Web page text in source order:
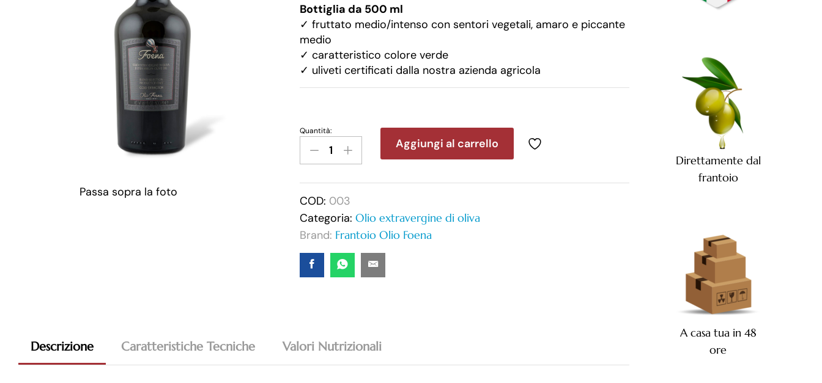
Passa sopra la foto
Bottiglia da 500 ml
✓ fruttato medio/intenso con sentori vegetali, amaro e piccante
medio
✓ caratteristico colore verde
✓ uliveti certificati dalla nostra azienda agricola
Quantità:
Aggiungi al carrello
COD: 003
Categoria: Olio extravergine di oliva
Brand: Frantoio Olio Foena
Descrizione Caratteristiche Tecniche Valori Nutrizionali
Direttamente dal
frantoio
A casa tua in 48
ore